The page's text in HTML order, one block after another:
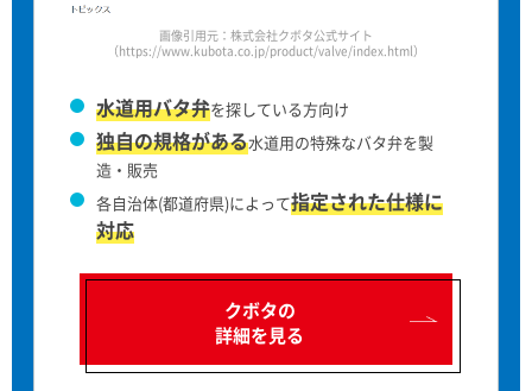
画像引用元：株式会社クボタ公式サイト
（https://www.kubota.co.jp/product/valve/index.html）
水道用バタ弁を探している方向け
独自の規格がある水道用の特殊なバタ弁を製
造・販売
各自治体(都道府県)によって指定された仕様に
対応
クボタの
詳細を見る